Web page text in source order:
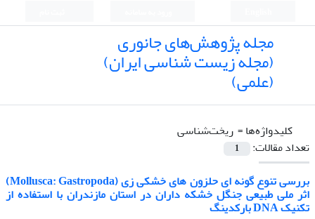
مجله پژوهش‌های جانوری
(مجله زیست شناسی ایران)
(علمی)
کلیدواژه‌ها = ‌ ریخت‌شناسی
تعداد مقالات:
1
بررسی تنوع گونه ای حلزون های خشکی زی (Mollusca: Gastropoda)
اثر ملی طبیعی جنگل خشکه داران در استان مازندران با استفاده از
تکنیک DNA بارکدینگ